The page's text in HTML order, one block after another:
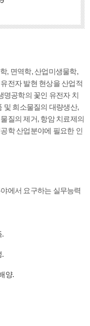
, 면역학, 산업미생물학,
전자 발현 현상을 산업적
명공학의 꽃인 유전자 치
및 희소물질의 대량생산,
질의 제거, 항암 치료제의
학 산업분야에 필요한 인
에서 요구하는 실무능력
.
.
양.